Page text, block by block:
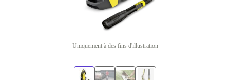
Uniquement à des fins d'illustration